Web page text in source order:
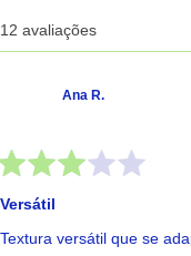
12 avaliações
Ana R.
Versátil
Textura versátil que se